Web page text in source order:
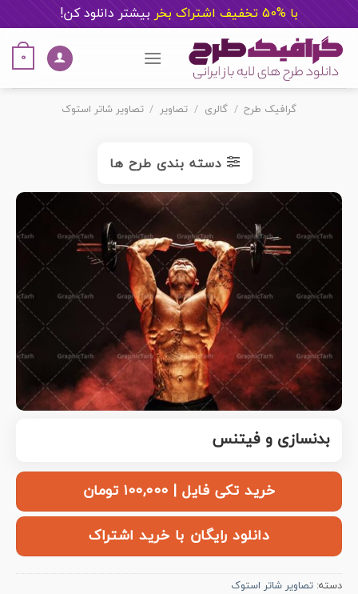
با %50 تخفیف اشتراک بخر بیشتر دانلود کن!
content
0
گرافیک طرح / گالری / تصاویر / تصاویر شاتر استوک
دسته بندی طرح ها
بدنسازی و فیتنس
خرید تکی فایل | ۱۰۰,۰۰۰ تومان
دانلود رایگان با خرید اشتراک
دسته: تصاویر شاتر استوک